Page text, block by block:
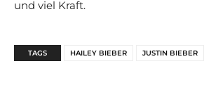
und viel Kraft.
TAGS HAILEY BIEBER JUSTIN BIEBER